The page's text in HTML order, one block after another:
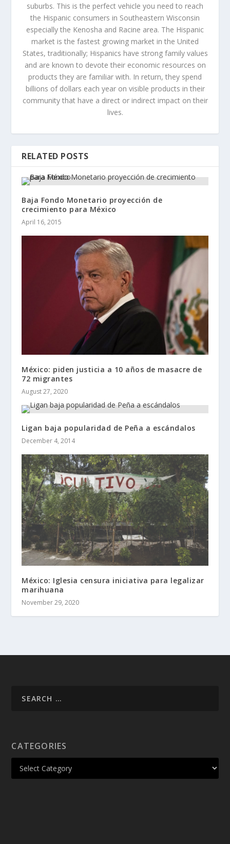
suburbs. This is the perfect vehicle you need to reach
the Hispanic consumers in Southeastern Wisconsin
especially the Kenosha and Racine area. The Hispanic
market is the fastest growing market in the United
States, traditionally; Hispanics have strong family values
and are known to devote their economic resources on
products they are familiar with. In return, they spend
billions of dollars each year on visible products in their
community that have a direct or indirect impact on their
lives.
RELATED POSTS
Baja Fondo Monetario proyección de
crecimiento para México
April 16, 2015
México: piden justicia a 10 años de masacre de
72 migrantes
August 27, 2020
Ligan baja popularidad de Peña a escándalos
December 4, 2014
México: Iglesia censura iniciativa para legalizar
marihuana
November 29, 2020
CATEGORIES